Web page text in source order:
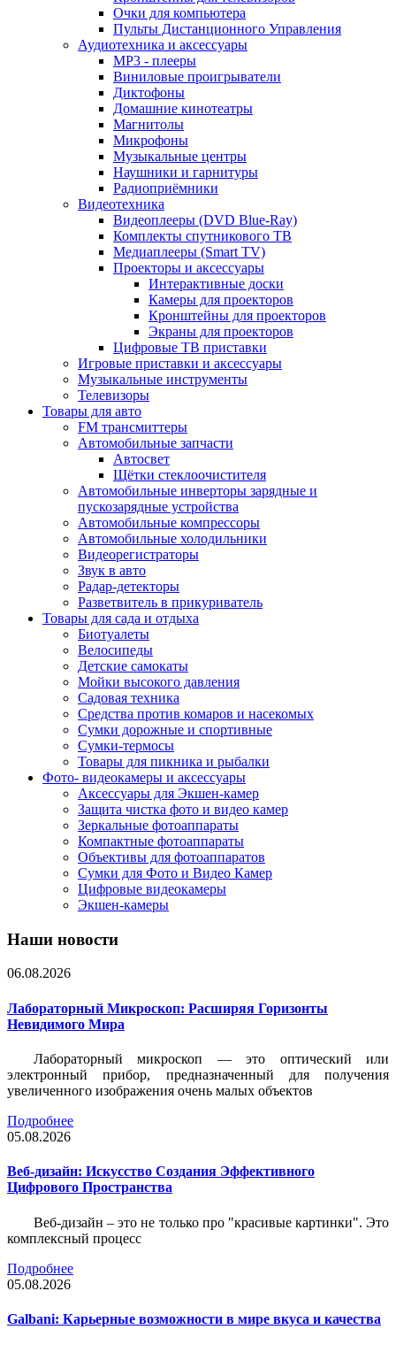
Очки для компьютера
Пульты Дистанционного Управления
Аудиотехника и аксессуары
MP3 - плееры
Виниловые проигрыватели
Диктофоны
Домашние кинотеатры
Магнитолы
Микрофоны
Музыкальные центры
Наушники и гарнитуры
Радиоприёмники
Видеотехника
Видеоплееры (DVD Blue-Ray)
Комплекты спутникового ТВ
Медиаплееры (Smart TV)
Проекторы и аксессуары
Интерактивные доски
Камеры для проекторов
Кронштейны для проекторов
Экраны для проекторов
Цифровые ТВ приставки
Игровые приставки и аксессуары
Музыкальные инструменты
Телевизоры
Товары для авто
FM трансмиттеры
Автомобильные запчасти
Автосвет
Щётки стеклоочистителя
Автомобильные инверторы зарядные и
пускозарядные устройства
Автомобильные компрессоры
Автомобильные холодильники
Видеорегистраторы
Звук в авто
Радар-детекторы
Разветвитель в прикуриватель
Товары для сада и отдыха
Биотуалеты
Велосипеды
Детские самокаты
Мойки высокого давления
Садовая техника
Средства против комаров и насекомых
Сумки дорожные и спортивные
Сумки-термосы
Товары для пикника и рыбалки
Фото- видеокамеры и аксессуары
Аксессуары для Экшен-камер
Защита чистка фото и видео камер
Зеркальные фотоаппараты
Компактные фотоаппараты
Объективы для фотоаппаратов
Сумки для Фото и Видео Камер
Цифровые видеокамеры
Экшен-камеры
Наши новости
06.08.2026
Лабораторный Микроскоп: Расширяя Горизонты
Невидимого Мира
Лабораторный микроскоп — это оптический или
электронный прибор, предназначенный для получения
увеличенного изображения очень малых объектов
Подробнее
05.08.2026
Веб-дизайн: Искусство Создания Эффективного
Цифрового Пространства
Веб-дизайн – это не только про "красивые картинки". Это
комплексный процесс
Подробнее
05.08.2026
Galbani: Карьерные возможности в мире вкуса и качества